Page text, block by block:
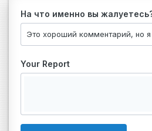
На что именно вы
Your Report